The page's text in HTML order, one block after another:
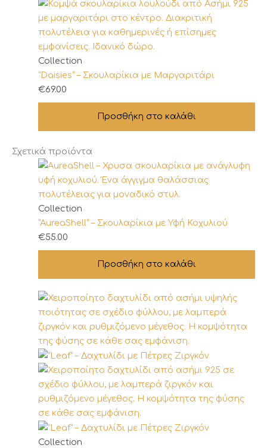
Collection
“Daisies” – Σκουλαρίκια με Μαργαριτάρι
€69.00
Προσθήκη στο καλάθι
Σχετικά προϊόντα
Collection
“AureaShell” – Σκουλαρίκια με Υφή Κοχυλιού
€55.00
Προσθήκη στο καλάθι
Collection
Αυτό